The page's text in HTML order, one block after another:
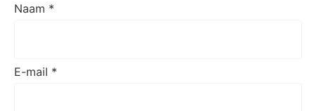
Naam *
E-mail *